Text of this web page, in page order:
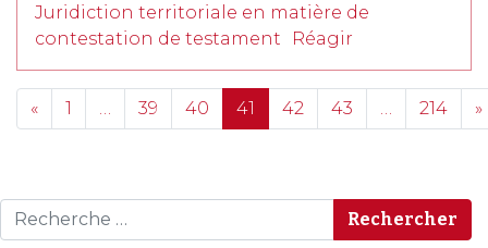
Juridiction territoriale en matière de
contestation de testament
Réagir
Posts navigation
« 1 … 39 40 41 42 43 … 214 »
Rechercher